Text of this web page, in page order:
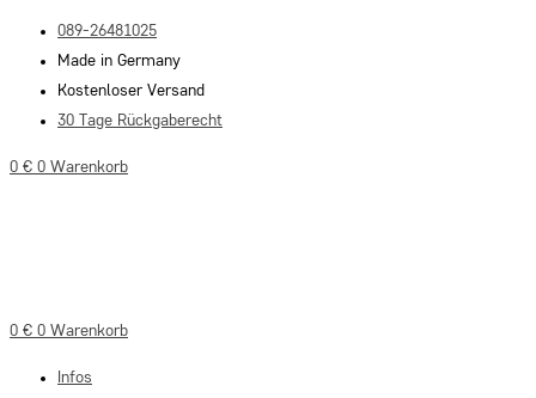
Inhalt
springen
089-26481025
Made in Germany
Kostenloser Versand
30 Tage Rückgaberecht
0 € 0 Warenkorb
0 € 0 Warenkorb
Infos